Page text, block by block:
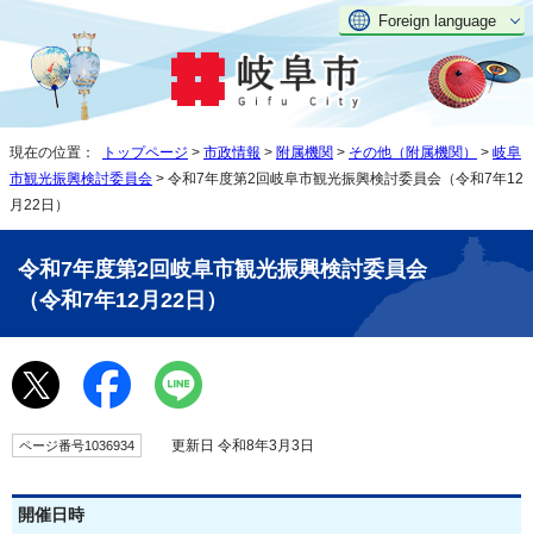
Foreign language
現在の位置： トップページ > 市政情報 > 附属機関 > その他（附属機関） > 岐阜
市観光振興検討委員会 > 令和7年度第2回岐阜市観光振興検討委員会（令和7年12
月22日）
令和7年度第2回岐阜市観光振興検討委員会
（令和7年12月22日）
ページ番号1036934 更新日 令和8年3月3日
開催日時